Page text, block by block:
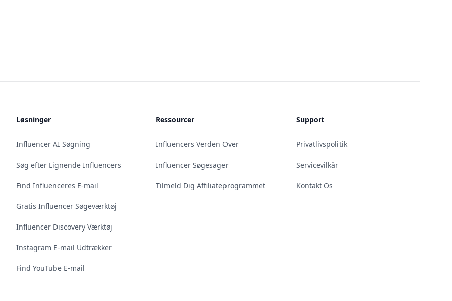
Løsninger
Influencer AI Søgning
Søg efter Lignende Influencers
Find Influenceres E-mail
Gratis Influencer Søgeværktøj
Influencer Discovery Værktøj
Instagram E-mail Udtrækker
Find YouTube E-mail
Ressourcer
Influencers Verden Over
Influencer Søgesager
Tilmeld Dig Affiliateprogrammet
Support
Privatlivspolitik
Servicevilkår
Kontakt Os